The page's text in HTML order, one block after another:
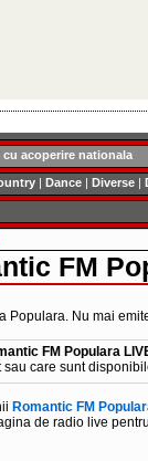
acoperire nationala
| Dance | Diverse |
FM
Populara. Nu mai
FM Populara
sau care sunt
Romantic FM
de radio live